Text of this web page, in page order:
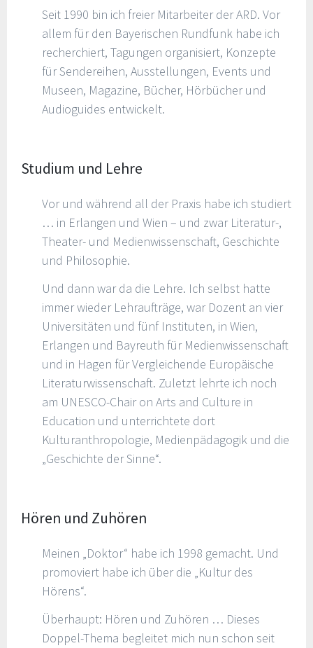
Seit 1990 bin ich freier Mitarbeiter der ARD. Vor
allem für den Bayerischen Rundfunk habe ich
recherchiert, Tagungen organisiert, Konzepte
für Sendereihen, Ausstellungen, Events und
Museen, Magazine, Bücher, Hörbücher und
Audioguides entwickelt.
Studium und Lehre
Vor und während all der Praxis habe ich studiert
… in Erlangen und Wien – und zwar Literatur-,
Theater- und Medienwissenschaft, Geschichte
und Philosophie.
Und dann war da die Lehre. Ich selbst hatte
immer wieder Lehraufträge, war Dozent an vier
Universitäten und fünf Instituten, in Wien,
Erlangen und Bayreuth für Medienwissenschaft
und in Hagen für Vergleichende Europäische
Literaturwissenschaft. Zuletzt lehrte ich noch
am UNESCO-Chair on Arts and Culture in
Education und unterrichtete dort
Kulturanthropologie, Medienpädagogik und die
„Geschichte der Sinne“.
Hören und Zuhören
Meinen „Doktor“ habe ich 1998 gemacht. Und
promoviert habe ich über die „Kultur des
Hörens“.
Überhaupt: Hören und Zuhören … Dieses
Doppel-Thema begleitet mich nun schon seit